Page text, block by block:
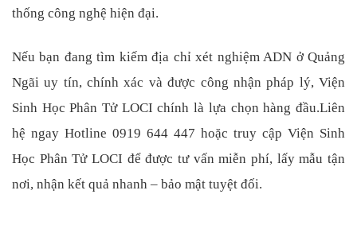
thống công nghệ hiện đại.
Nếu bạn đang tìm kiếm địa chỉ xét nghiệm ADN ở Quảng
Ngãi uy tín, chính xác và được công nhận pháp lý, Viện
Sinh Học Phân Tử LOCI chính là lựa chọn hàng đầu.Liên
hệ ngay Hotline 0919 644 447 hoặc truy cập Viện Sinh
Học Phân Tử LOCI để được tư vấn miễn phí, lấy mẫu tận
nơi, nhận kết quả nhanh – bảo mật tuyệt đối.